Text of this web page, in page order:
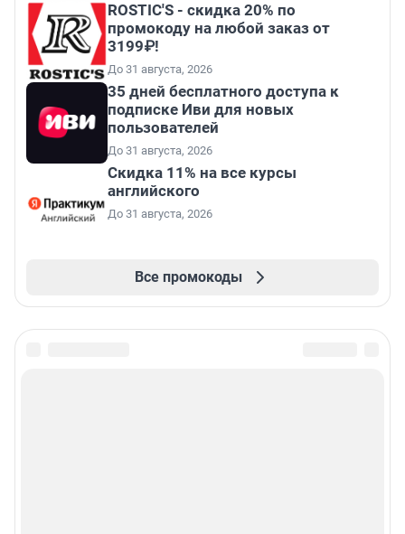
ROSTIC'S - скидка 20% по
промокоду на любой заказ от
3199₽!
До 31 августа, 2026
35 дней бесплатного доступа к
подписке Иви для новых
пользователей
До 31 августа, 2026
Скидка 11% на все курсы
английского
До 31 августа, 2026
Все промокоды